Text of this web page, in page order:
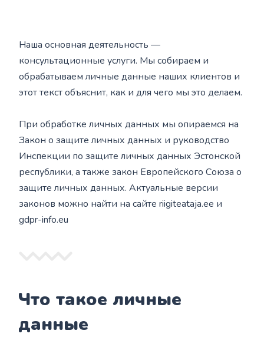
Наша основная деятельность —
консультационные услуги. Мы собираем и
обрабатываем личные данные наших клиентов и
этот текст объяснит, как и для чего мы это делаем.
При обработке личных данных мы опираемся на
Закон о защите личных данных и руководство
Инспекции по защите личных данных Эстонской
республики, а также закон Европейского Союза о
защите личных данных. Актуальные версии
законов можно найти на сайте riigiteataja.ee и
gdpr-info.eu
Что такое личные
данные